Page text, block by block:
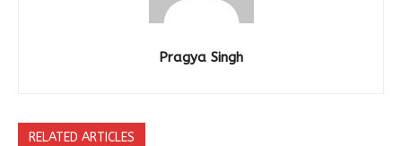
Pragya Singh
RELATED ARTICLES